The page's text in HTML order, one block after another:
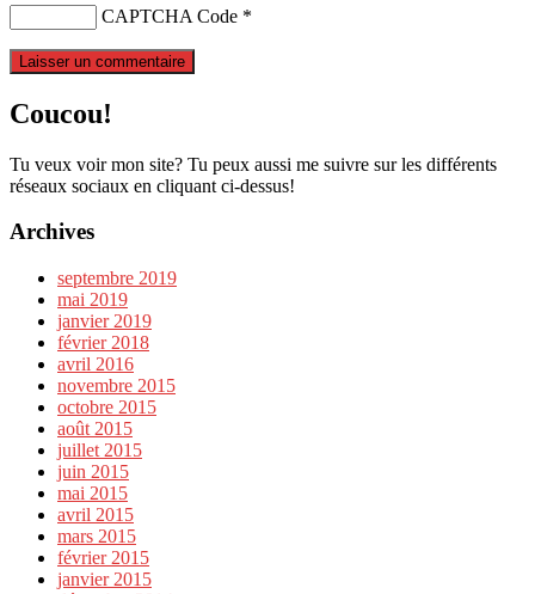
CAPTCHA Code *
Coucou!
Tu veux voir mon site? Tu peux aussi me suivre sur les différents
réseaux sociaux en cliquant ci-dessus!
Archives
septembre 2019
mai 2019
janvier 2019
février 2018
avril 2016
novembre 2015
octobre 2015
août 2015
juillet 2015
juin 2015
mai 2015
avril 2015
mars 2015
février 2015
janvier 2015